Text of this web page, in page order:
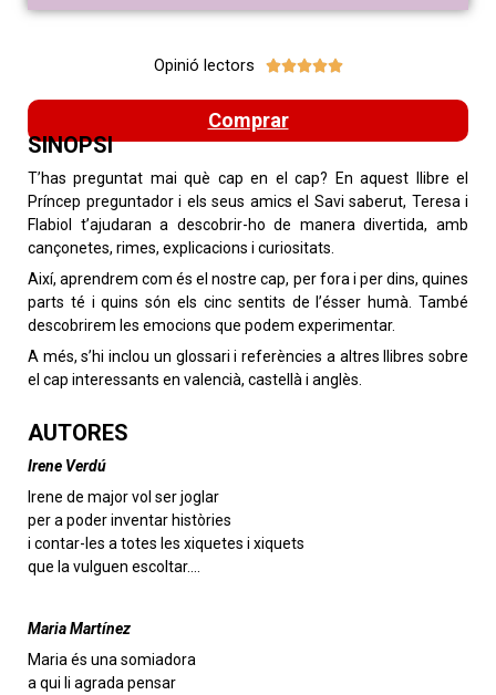
Opinió lectors 
Comprar
SINOPSI
T’has preguntat mai què cap en el cap? En aquest llibre el
Príncep preguntador i els seus amics el Savi saberut, Teresa i
Flabiol t’ajudaran a descobrir-ho de manera divertida, amb
cançonetes, rimes, explicacions i curiositats.
Així, aprendrem com és el nostre cap, per fora i per dins, quines
parts té i quins són els cinc sentits de l’ésser humà. També
descobrirem les emocions que podem experimentar.
A més, s’hi inclou un glossari i referències a altres llibres sobre
el cap interessants en valencià, castellà i anglès.
AUTORES
Irene Verdú
Irene de major vol ser joglar
per a poder inventar històries
i contar-les a totes les xiquetes i xiquets
que la vulguen escoltar….
Maria Martínez
Maria és una somiadora
a qui li agrada pensar